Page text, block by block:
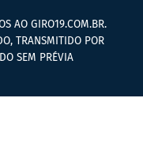
AO GIRO19.COM.BR.
TRANSMITIDO POR
SEM PRÉVIA